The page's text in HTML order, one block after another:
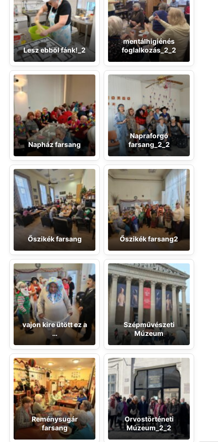
Lesz ebből fánk!_2
mentálhigiénés
foglalkozás_2_2
Napház farsang
Napraforgó
farsang_2_2
Őszikék farsang Őszikék farsang2
vajon kire ütött ez a
…
Szépművészeti
Múzeum
Reménysugár
farsang
Orvostörténeti
Múzeum_2_2